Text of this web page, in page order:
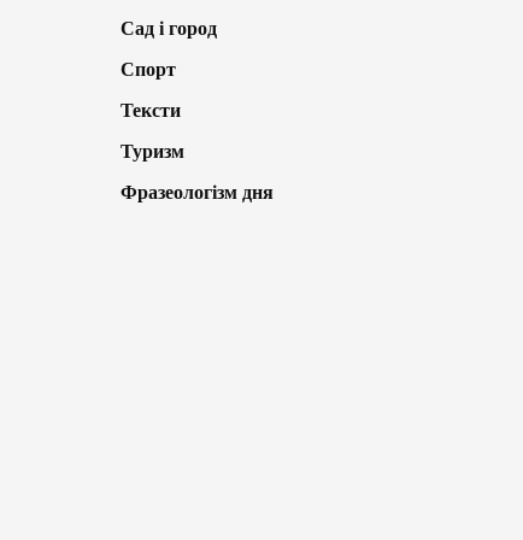
Сад і город
Спорт
Тексти
Туризм
Фразеологізм дня